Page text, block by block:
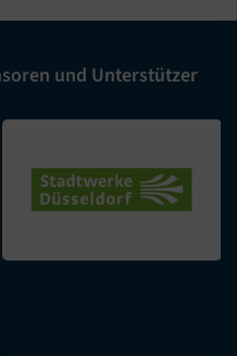
und Unterstützer